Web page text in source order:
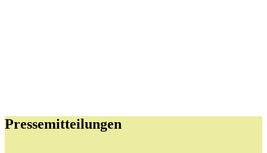
Pressemitteilungen